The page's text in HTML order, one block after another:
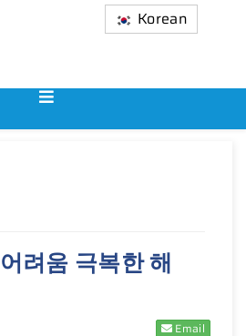
Korean
려움 극복한 해
Email